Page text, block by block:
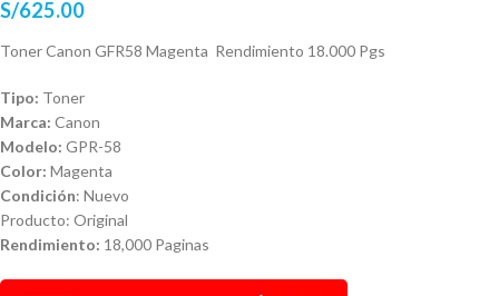
S/625.00
Toner Canon GFR58 Magenta Rendimiento 18.000 Pgs
Tipo: Toner
Marca: Canon
Modelo: GPR-58
Color: Magenta
Condición: Nuevo
Producto: Original
Rendimiento: 18,000 Paginas